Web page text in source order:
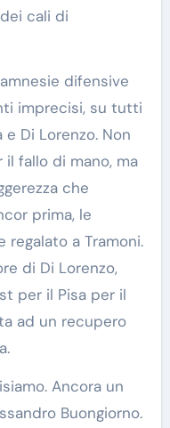
cali di
difensive
imprecisi, su tutti
Di Lorenzo. Non
fallo di mano, ma
che
prima, le
regalato a Tramoni.
di Di Lorenzo,
per il Pisa per il
ad un recupero
Ancora un
Buongiorno.